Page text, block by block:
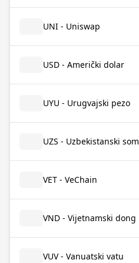
UNI - Uniswap
USD - Američki dolar
UYU - Urugvajski pezo
UZS - Uzbekistanski som
VET - VeChain
VND - Vijetnamski dong
VUV - Vanuatski vatu